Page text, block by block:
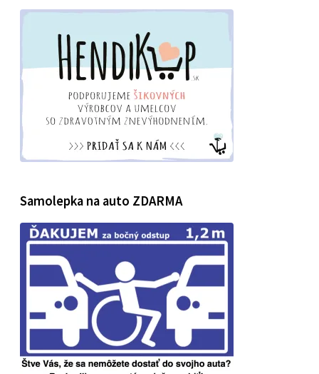
Samolepka na auto ZDARMA